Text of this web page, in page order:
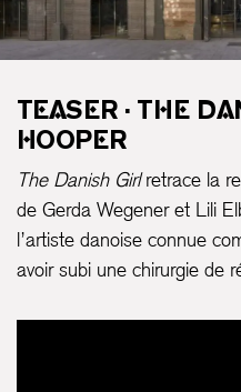
TEASER · THE
HOOPER
The Danish Girlretrace la
de Gerda Wegener et Lili
l’artiste danoise connue
avoir subi une chirurgie de